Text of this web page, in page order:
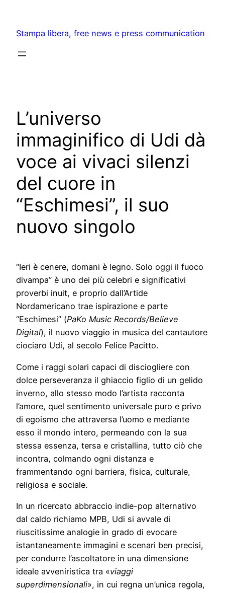
content
Stampa libera, free news e press communication
L’universo
immaginifico di Udi dà
voce ai vivaci silenzi
del cuore in
“Eschimesi”, il suo
nuovo singolo
“Ieri è cenere, domani è legno. Solo oggi il fuoco
divampa” è uno dei più celebri e significativi
proverbi inuit, e proprio dall’Artide
Nordamericano trae ispirazione e parte
“Eschimesi” (PaKo Music Records/Believe
Digital), il nuovo viaggio in musica del cantautore
ciociaro Udi, al secolo Felice Pacitto.
Come i raggi solari capaci di disciogliere con
dolce perseveranza il ghiaccio figlio di un gelido
inverno, allo stesso modo l’artista racconta
l’amore, quel sentimento universale puro e privo
di egoismo che attraversa l’uomo e mediante
esso il mondo intero, permeando con la sua
stessa essenza, tersa e cristallina, tutto ciò che
incontra, colmando ogni distanza e
frammentando ogni barriera, fisica, culturale,
religiosa e sociale.
In un ricercato abbraccio indie-pop alternativo
dal caldo richiamo MPB, Udi si avvale di
riuscitissime analogie in grado di evocare
istantaneamente immagini e scenari ben precisi,
per condurre l’ascoltatore in una dimensione
ideale avveniristica tra «viaggi
superdimensionali», in cui regna un’unica regola,